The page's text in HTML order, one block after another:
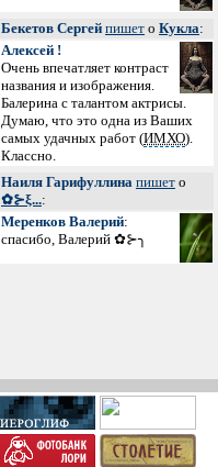
Бекетов Сергей пишет о Кукла:
Алексей !
Очень впечатляет контраст
названия и изображения.
Балерина с талантом актрисы.
Думаю, что это одна из Ваших
самых удачных работ (ИМХО).
Классно.
Наиля Гарифуллина пишет о
✿⊱ξ...:
Меренков Валерий:
спасибо, Валерий ✿⊱╮